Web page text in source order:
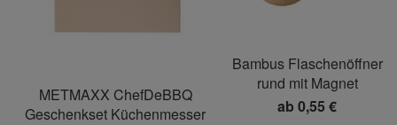
METMAXX ChefDeBBQ
Geschenkset Küchenmesser
Bambus Flaschenöffner
rund mit Magnet
ab 0,55 €